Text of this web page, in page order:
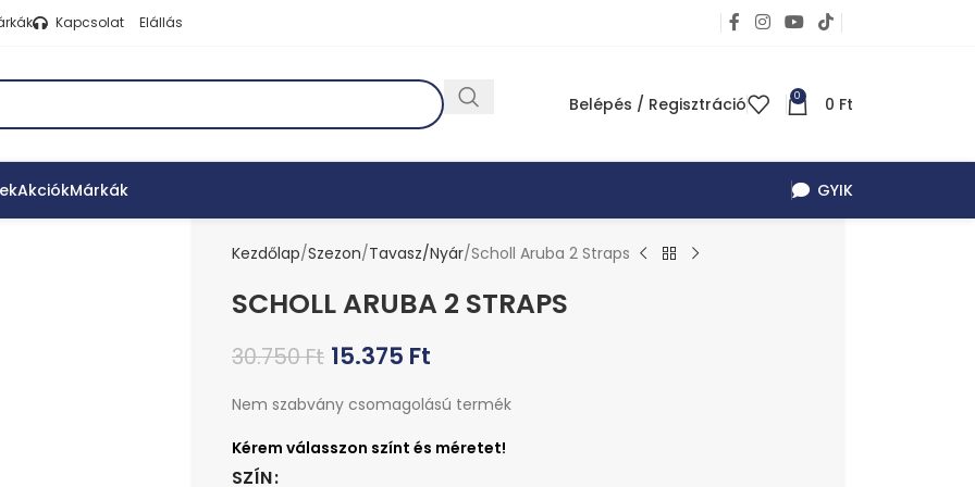
Kapcsolat Elállás
Belépés / Regisztráció 0 0 Ft
AkciókMárkák GYIK
Kezdőlap Szezon Tavasz/Nyár Scholl Aruba 2 Straps
SCHOLL ARUBA 2 STRAPS
30.750Ft 15.375 Ft
Nem szabvány csomagolású termék
SZÍN